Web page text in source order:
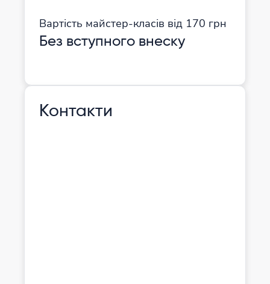
Вартість майстер-класів від 170 грн
Без вступного внеску
Контакти